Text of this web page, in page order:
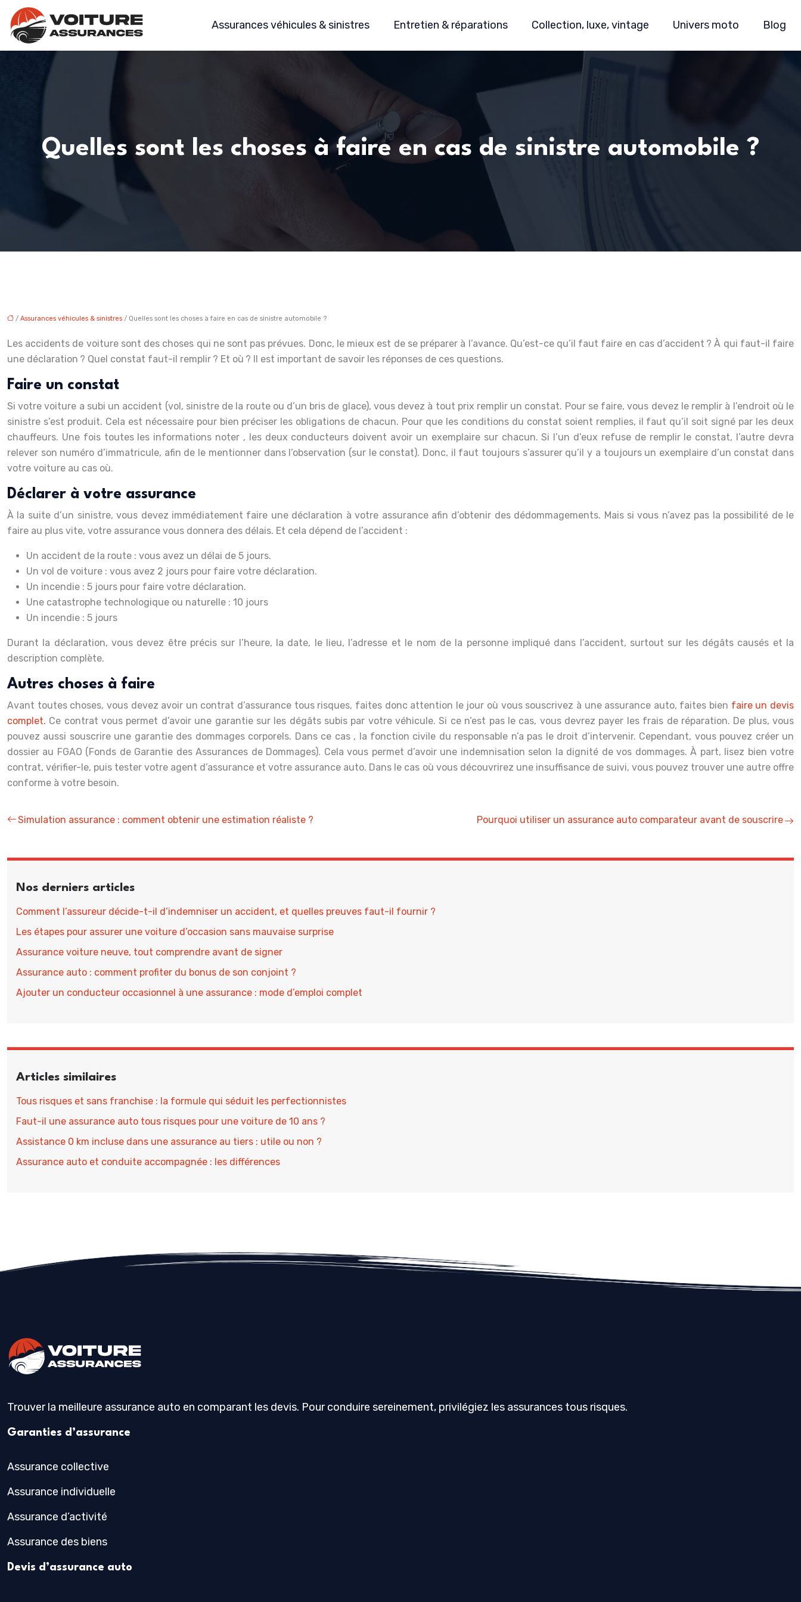
Assurances véhicules & sinistres Entretien & réparations Collection, luxe, vintage Univers moto Blog
Quelles sont les choses à faire en cas de sinistre automobile ?
/ Assurances véhicules & sinistres / Quelles sont les choses à faire en cas de sinistre automobile ?
Les accidents de voiture sont des choses qui ne sont pas prévues. Donc, le mieux est de se préparer à l’avance. Qu’est-ce qu’il faut faire en cas d’accident ? À qui faut-il faire
une déclaration ? Quel constat faut-il remplir ? Et où ? Il est important de savoir les réponses de ces questions.
Faire un constat
Si votre voiture a subi un accident (vol, sinistre de la route ou d’un bris de glace), vous devez à tout prix remplir un constat. Pour se faire, vous devez le remplir à l’endroit où le
sinistre s’est produit. Cela est nécessaire pour bien préciser les obligations de chacun. Pour que les conditions du constat soient remplies, il faut qu’il soit signé par les deux
chauffeurs. Une fois toutes les informations noter , les deux conducteurs doivent avoir un exemplaire sur chacun. Si l’un d’eux refuse de remplir le constat, l’autre devra
relever son numéro d’immatricule, afin de le mentionner dans l’observation (sur le constat). Donc, il faut toujours s’assurer qu’il y a toujours un exemplaire d’un constat dans
votre voiture au cas où.
Déclarer à votre assurance
À la suite d’un sinistre, vous devez immédiatement faire une déclaration à votre assurance afin d’obtenir des dédommagements. Mais si vous n’avez pas la possibilité de le
faire au plus vite, votre assurance vous donnera des délais. Et cela dépend de l’accident :
Un accident de la route : vous avez un délai de 5 jours.
Un vol de voiture : vous avez 2 jours pour faire votre déclaration.
Un incendie : 5 jours pour faire votre déclaration.
Une catastrophe technologique ou naturelle : 10 jours
Un incendie : 5 jours
Durant la déclaration, vous devez être précis sur l’heure, la date, le lieu, l’adresse et le nom de la personne impliqué dans l’accident, surtout sur les dégâts causés et la
description complète.
Autres choses à faire
Avant toutes choses, vous devez avoir un contrat d’assurance tous risques, faites donc attention le jour où vous souscrivez à une assurance auto, faites bien faire un devis
complet. Ce contrat vous permet d’avoir une garantie sur les dégâts subis par votre véhicule. Si ce n’est pas le cas, vous devrez payer les frais de réparation. De plus, vous
pouvez aussi souscrire une garantie des dommages corporels. Dans ce cas , la fonction civile du responsable n’a pas le droit d’intervenir. Cependant, vous pouvez créer un
dossier au FGAO (Fonds de Garantie des Assurances de Dommages). Cela vous permet d’avoir une indemnisation selon la dignité de vos dommages. À part, lisez bien votre
contrat, vérifier-le, puis tester votre agent d’assurance et votre assurance auto. Dans le cas où vous découvrirez une insuffisance de suivi, vous pouvez trouver une autre offre
conforme à votre besoin.
Simulation assurance : comment obtenir une estimation réaliste ? Pourquoi utiliser un assurance auto comparateur avant de souscrire
Nos derniers articles
Comment l’assureur décide-t-il d’indemniser un accident, et quelles preuves faut-il fournir ?
Les étapes pour assurer une voiture d’occasion sans mauvaise surprise
Assurance voiture neuve, tout comprendre avant de signer
Assurance auto : comment profiter du bonus de son conjoint ?
Ajouter un conducteur occasionnel à une assurance : mode d’emploi complet
Articles similaires
Tous risques et sans franchise : la formule qui séduit les perfectionnistes
Faut-il une assurance auto tous risques pour une voiture de 10 ans ?
Assistance 0 km incluse dans une assurance au tiers : utile ou non ?
Assurance auto et conduite accompagnée : les différences
Trouver la meilleure assurance auto en comparant les devis. Pour conduire sereinement, privilégiez les assurances tous risques.
Garanties d’assurance
Assurance collective
Assurance individuelle
Assurance d’activité
Assurance des biens
Devis d’assurance auto